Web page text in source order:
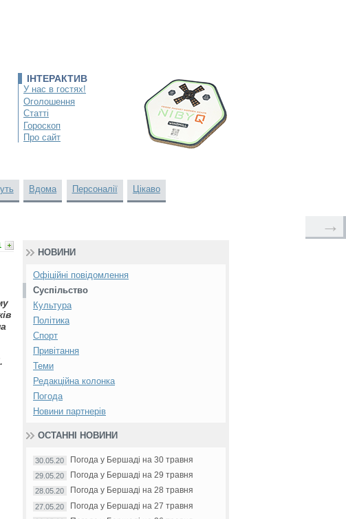
ІНТЕРАКТИВ
У нас в гостях!
Оголошення
Статті
Гороскоп
Про сайт
Вдома Персоналії Цікаво
→
НОВИНИ
Офіційні повідомлення
Суспільство
Культура
Політика
Спорт
Привітання
Теми
Редакційна колонка
Погода
Новини партнерів
ОСТАННІ НОВИНИ
30.05.20 Погода у Бершаді на 30 травня
29.05.20 Погода у Бершаді на 29 травня
28.05.20 Погода у Бершаді на 28 травня
27.05.20 Погода у Бершаді на 27 травня